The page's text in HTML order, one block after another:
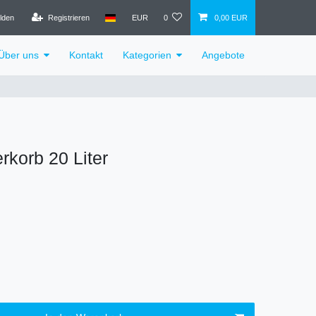
Registrieren EUR 0 0,00 EUR
uns Kontakt Kategorien Angebote
20 Liter